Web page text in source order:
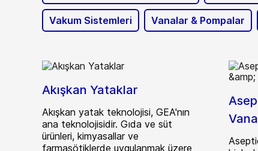
Vakum Sistemleri Vanalar & Pompalar
Akışkan Yataklar
Akışkan yatak teknolojisi, GEA'nın
ana teknolojisidir. Gıda ve süt
ürünleri, kimyasallar ve
farmasötiklerde uygulanmak üzere